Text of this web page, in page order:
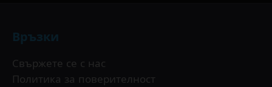
Връзки
Свържете се с нас
Политика за поверителност